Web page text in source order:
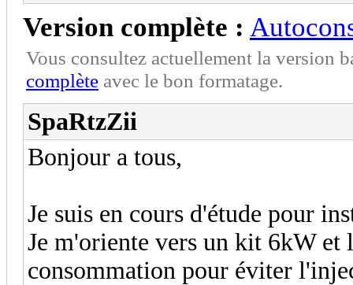
Version complète :
Vous consultez actuellement la version
complète avec le bon formatage.
SpaRtzZii
Bonjour a tous,
Je suis en cours d'étude pour
Je m'oriente vers un kit 6kW et
consommation pour éviter